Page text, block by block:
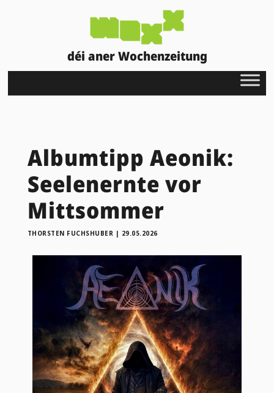
déi aner Wochenzeitung
Albumtipp Aeonik:
Seelenernte vor
Mittsommer
THORSTEN FUCHSHUBER | 29.05.2026